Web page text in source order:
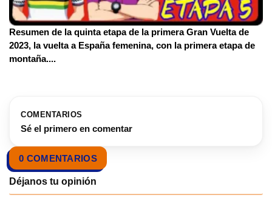
Resumen de la quinta etapa de la primera Gran Vuelta de
2023, la vuelta a España femenina, con la primera etapa de
montaña....
COMENTARIOS
Sé el primero en comentar
0 COMENTARIOS